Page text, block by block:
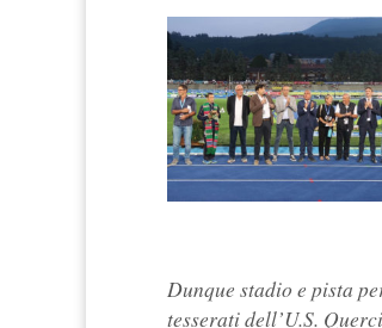
Dunque stadio e pista
tesserati dell’U.S.